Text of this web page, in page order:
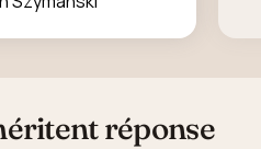
réponse